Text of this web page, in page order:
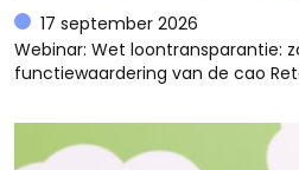
17 september 2026
Webinar: Wet loontransparantie:
functiewaardering van de cao